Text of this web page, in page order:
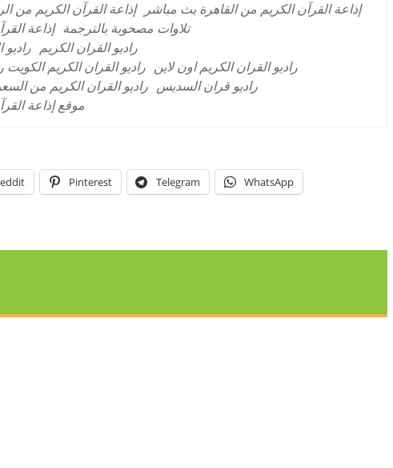
إذاعة القرآن الكريم من
إذاعة القرآن الكريم من القاهرة بث مباشر
إذاعة تلاوات مصحوبة بالترجمة
راديو القران الكريم
راديو القران الكريم الكويت راديو القران الكريم اون لاين
راديو القران الكريم من راديو قران السديس
موقع إذاعة
Pinterest Telegram WhatsApp